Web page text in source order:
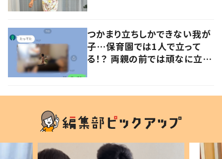
つかまり立ちしかできない我が
子…保育園では1人で立って
る！？ 両親の前では頑なに立た